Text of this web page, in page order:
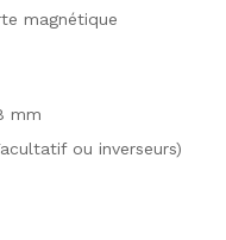
magnétique
mm
ou inverseurs)